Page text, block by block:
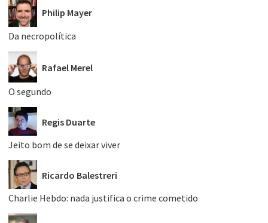
Philip Mayer
Da necropolítica
Rafael Merel
O segundo
Regis Duarte
Jeito bom de se deixar viver
Ricardo Balestreri
Charlie Hebdo: nada justifica o crime cometido